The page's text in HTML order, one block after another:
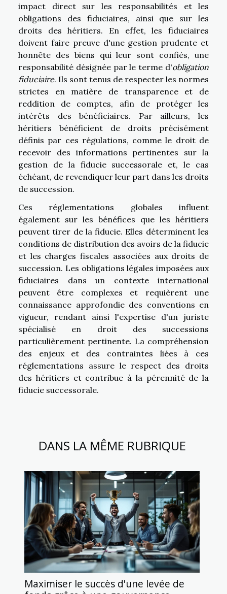
impact direct sur les responsabilités et les
obligations des fiduciaires, ainsi que sur les
droits des héritiers. En effet, les fiduciaires
doivent faire preuve d'une gestion prudente et
honnête des biens qui leur sont confiés, une
responsabilité désignée par le terme d'obligation
fiduciaire. Ils sont tenus de respecter les normes
strictes en matière de transparence et de
reddition de comptes, afin de protéger les
intérêts des bénéficiaires. Par ailleurs, les
héritiers bénéficient de droits précisément
définis par ces régulations, comme le droit de
recevoir des informations pertinentes sur la
gestion de la fiducie successorale et, le cas
échéant, de revendiquer leur part dans les droits
de succession.
Ces réglementations globales influent
également sur les bénéfices que les héritiers
peuvent tirer de la fiducie. Elles déterminent les
conditions de distribution des avoirs de la fiducie
et les charges fiscales associées aux droits de
succession. Les obligations légales imposées aux
fiduciaires dans un contexte international
peuvent être complexes et requièrent une
connaissance approfondie des conventions en
vigueur, rendant ainsi l'expertise d'un juriste
spécialisé en droit des successions
particulièrement pertinente. La compréhension
des enjeux et des contraintes liées à ces
réglementations assure le respect des droits
des héritiers et contribue à la pérennité de la
fiducie successorale.
DANS LA MÊME RUBRIQUE
Maximiser le succès d'une levée de